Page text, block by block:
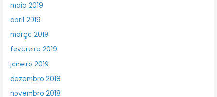
maio 2019
abril 2019
março 2019
fevereiro 2019
janeiro 2019
dezembro 2018
novembro 2018